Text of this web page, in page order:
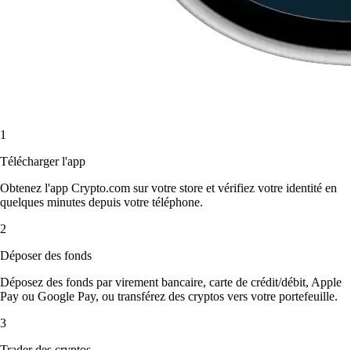
1
Télécharger l'app
Obtenez l'app Crypto.com sur votre store et vérifiez votre identité en
quelques minutes depuis votre téléphone.
2
Déposer des fonds
Déposez des fonds par virement bancaire, carte de crédit/débit, Apple
Pay ou Google Pay, ou transférez des cryptos vers votre portefeuille.
3